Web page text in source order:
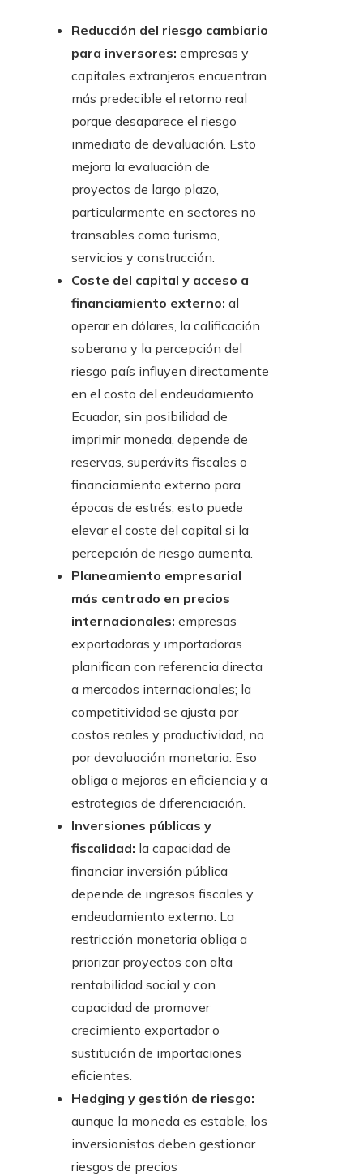
Reducción del riesgo cambiario
para inversores: empresas y
capitales extranjeros encuentran
más predecible el retorno real
porque desaparece el riesgo
inmediato de devaluación. Esto
mejora la evaluación de
proyectos de largo plazo,
particularmente en sectores no
transables como turismo,
servicios y construcción.
Coste del capital y acceso a
financiamiento externo: al
operar en dólares, la calificación
soberana y la percepción del
riesgo país influyen directamente
en el costo del endeudamiento.
Ecuador, sin posibilidad de
imprimir moneda, depende de
reservas, superávits fiscales o
financiamiento externo para
épocas de estrés; esto puede
elevar el coste del capital si la
percepción de riesgo aumenta.
Planeamiento empresarial
más centrado en precios
internacionales: empresas
exportadoras y importadoras
planifican con referencia directa
a mercados internacionales; la
competitividad se ajusta por
costos reales y productividad, no
por devaluación monetaria. Eso
obliga a mejoras en eficiencia y a
estrategias de diferenciación.
Inversiones públicas y
fiscalidad: la capacidad de
financiar inversión pública
depende de ingresos fiscales y
endeudamiento externo. La
restricción monetaria obliga a
priorizar proyectos con alta
rentabilidad social y con
capacidad de promover
crecimiento exportador o
sustitución de importaciones
eficientes.
Hedging y gestión de riesgo:
aunque la moneda es estable, los
inversionistas deben gestionar
riesgos de precios